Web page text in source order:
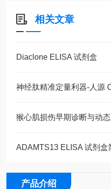
相关文章
Diaclone ELISA 试剂盒
ADAMTS13 ELISA 试剂盒
产品介绍